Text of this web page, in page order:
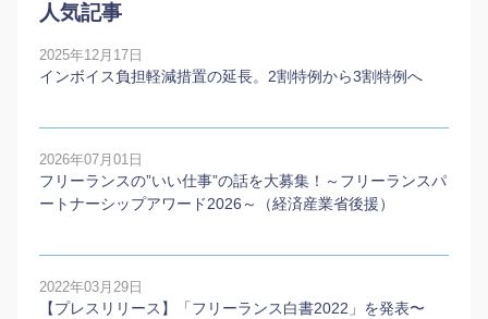
人気記事
2025年12月17日
インボイス負担軽減措置の延長。2割特例から3割特例へ
2026年07月01日
フリーランスの”いい仕事”の話を大募集！～フリーランスパ
ートナーシップアワード2026～（経済産業省後援）
2022年03月29日
【プレスリリース】「フリーランス白書2022」を発表〜